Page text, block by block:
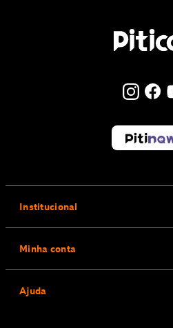
Institucional
Minha conta
Ajuda